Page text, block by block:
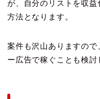
が、自分のリストを収
方法となります。
案件も沢山ありますの
ー広告で稼ぐことも検討